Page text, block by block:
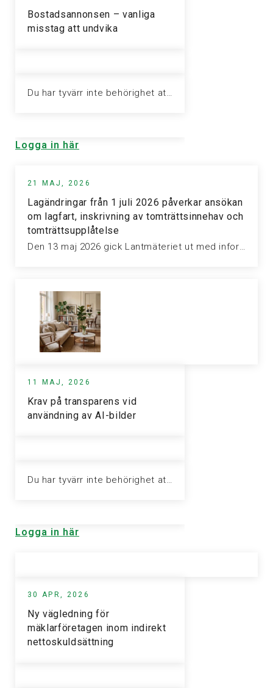
Bostadsannonsen – vanliga
misstag att undvika
Du har tyvärr inte behörighet att visa denna sida. Vänligen logga in för att ta del av informationen.
Logga in här
21 MAJ, 2026
Lagändringar från 1 juli 2026 påverkar ansökan
om lagfart, inskrivning av tomträttsinnehav och
tomträttsupplåtelse
11 MAJ, 2026
Krav på transparens vid
användning av AI-bilder
Du har tyvärr inte behörighet att visa denna sida. Vänligen logga in för att ta del av informationen.
Logga in här
30 APR, 2026
Ny vägledning för
mäklarföretagen inom indirekt
nettoskuldsättning